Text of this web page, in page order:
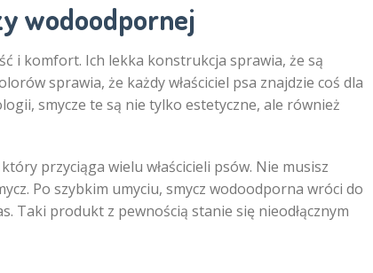
wodoodpornej
i komfort. Ich lekka konstrukcja sprawia, że są
sprawia, że każdy właściciel psa znajdzie coś dla
smycze te są nie tylko estetyczne, ale również
przyciąga wielu właścicieli psów. Nie musisz
Po szybkim umyciu, smycz wodoodporna wróci do
Taki produkt z pewnością stanie się nieodłącznym